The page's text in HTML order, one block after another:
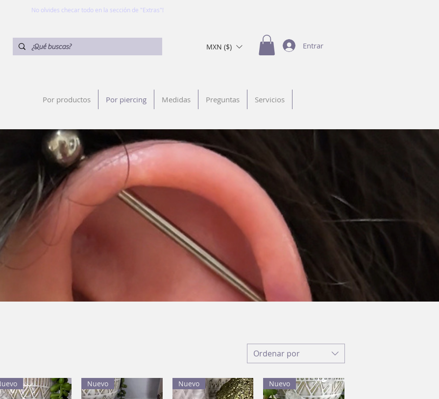
No olvides checar todo en la sección de "Extras"!
MXN ($) Entrar
Por productos Por piercing Medidas Preguntas Servicios
Ordenar por
Nuevo Nuevo Nuevo